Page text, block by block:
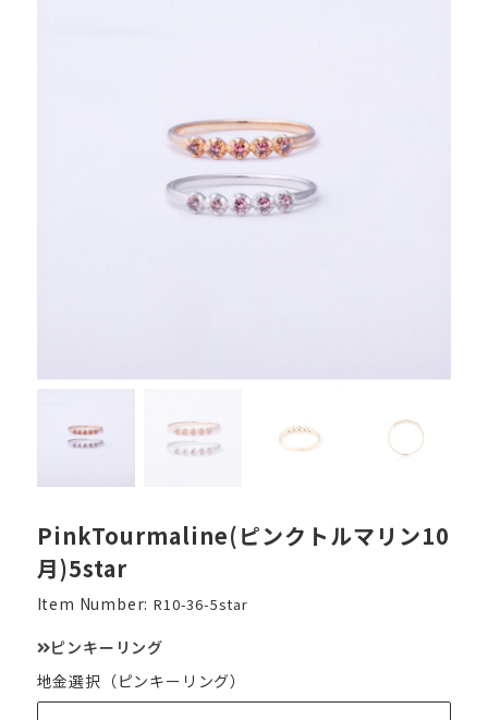
PinkTourmaline(ピンクトルマリン10
月)5star
Item Number: R10-36-5star
ピンキーリング
地金選択（ピンキーリング）